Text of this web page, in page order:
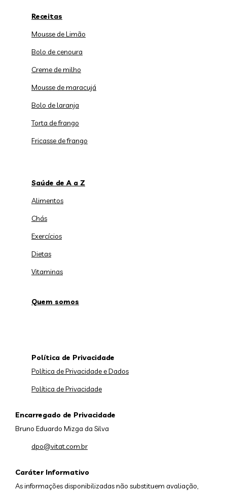
Receitas
Mousse de Limão
Bolo de cenoura
Creme de milho
Mousse de maracujá
Bolo de laranja
Torta de frango
Fricasse de frango
Saúde de A a Z
Alimentos
Chás
Exercícios
Dietas
Vitaminas
Quem somos
Caráter Informativo
As informações disponibilizadas não substituem avaliação,
Política de Privacidade
Política de Privacidade e Dados
Política de Privacidade
Encarregado de Privacidade
Bruno Eduardo Mizga da Silva
dpo@vitat.com.br